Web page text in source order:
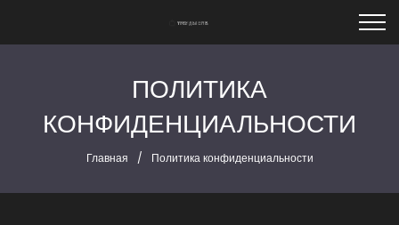
ПОЛИТИКА
КОНФИДЕНЦИАЛЬНОСТИ
Главная Политика конфиденциальности